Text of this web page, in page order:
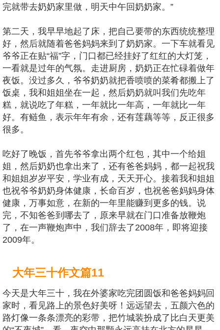
完就带去奶奶家里做，明天中午回奶奶家。”
第二天，我早早地起了床，把自己要带的东西统统整理
好，然后就随着爸爸妈妈来到了奶奶家。一下车就看见
爷爷正在贴“福”字，门口都已经挂好了红红的大灯笼，
一看就是过年的气氛。走进厨房，奶奶正在忙碌着做年
夜饭。没过多久，爷爷奶奶就把香喷喷的菜肴都搬上了
饭桌，我和姐姐坐在一起，然后奶奶就叫我们先吃年
糕，就说吃了年糕，一年就比一年高，一年就比一年
好。有鲢鱼，表示年年有余，还有莲藕等等，反正很多
很多。
吃好了晚饭，首先爷爷拿出两个红包，其中一个给姐
姐，然后奶奶也拿出来了，还有爸爸妈妈，都一起祝我
和姐姐岁岁平安，学业有成，天天开心。接着我和姐姐
也祝爷爷奶奶身体健康，长命百岁，也祝爸爸妈妈身体
健康，万事如意，在新的一年里能赚到更多的钱。说
完，不知爸爸到哪去了，原来早就在门口准备放鞭炮
了，在一声鞭炮声中，我们辞去了2008年，即将迎接
2009年。
大年三十作文篇11
今天是大年三十，我在外婆家吃完团圆饭和爸爸妈妈回
家时，看见路上的景色好美呀！远远望去，五颜六色的
路灯像一条条漂亮的彩带，把竹城装扮成了比白天更美